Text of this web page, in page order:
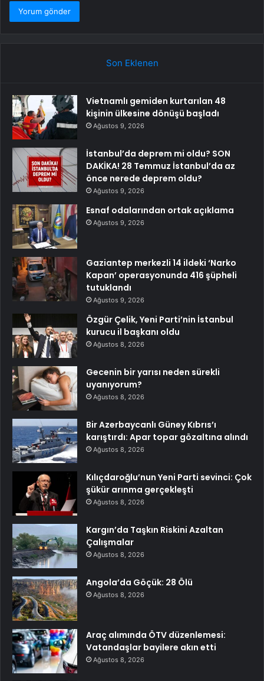
Son Eklenen
Vietnamlı gemiden kurtarılan 48
kişinin ülkesine dönüşü başladı
Ağustos 9, 2026
İstanbul’da deprem mi oldu? SON
DAKİKA! 28 Temmuz İstanbul’da az
önce nerede deprem oldu?
Ağustos 9, 2026
Esnaf odalarından ortak açıklama
Ağustos 9, 2026
Gaziantep merkezli 14 ildeki ‘Narko
Kapan’ operasyonunda 416 şüpheli
tutuklandı
Ağustos 9, 2026
Özgür Çelik, Yeni Parti’nin İstanbul
kurucu il başkanı oldu
Ağustos 8, 2026
Gecenin bir yarısı neden sürekli
uyanıyorum?
Ağustos 8, 2026
Bir Azerbaycanlı Güney Kıbrıs’ı
karıştırdı: Apar topar gözaltına alındı
Ağustos 8, 2026
Kılıçdaroğlu’nun Yeni Parti sevinci: Çok
şükür arınma gerçekleşti
Ağustos 8, 2026
Kargın’da Taşkın Riskini Azaltan
Çalışmalar
Ağustos 8, 2026
Angola’da Göçük: 28 Ölü
Ağustos 8, 2026
Araç alımında ÖTV düzenlemesi:
Vatandaşlar bayilere akın etti
Ağustos 8, 2026